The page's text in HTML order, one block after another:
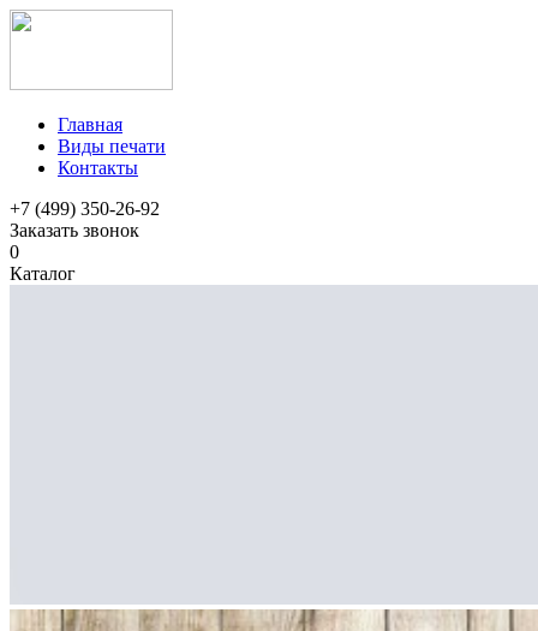
Главная
Виды печати
Контакты
+7 (499) 350-26-92
Заказать звонок
0
Каталог